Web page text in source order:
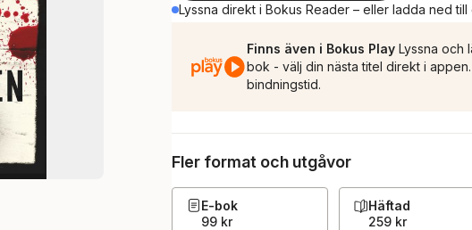
Lyssna direkt i Bokus Reader – eller ladda ned
Finns även i Bokus Play Lyssna och
bok - välj din nästa titel direkt i
bindningstid.
Fler format och utgåvor
E-bok
99 kr
Häftad
259 kr